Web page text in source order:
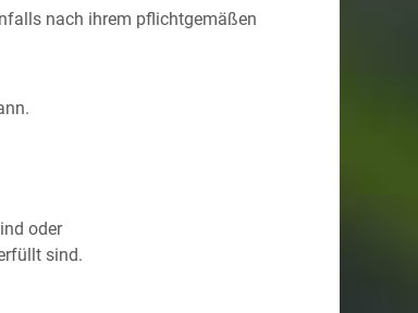
nach ihrem pflichtgemäßen
oder
sind.